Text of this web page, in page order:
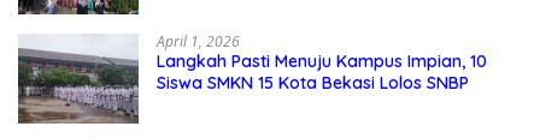
April 1, 2026
Langkah Pasti Menuju Kampus Impian, 10
Siswa SMKN 15 Kota Bekasi Lolos SNBP